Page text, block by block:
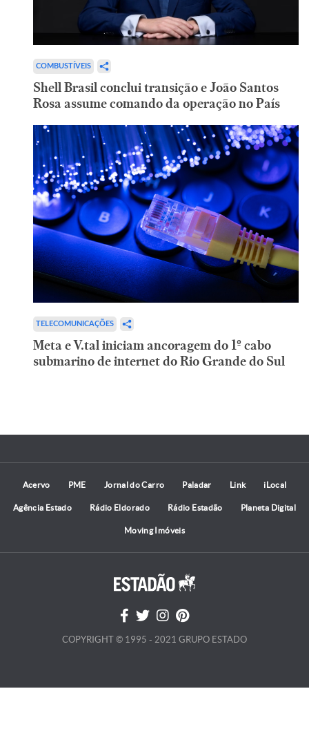
COMBUSTÍVEIS
Shell Brasil conclui transição e João Santos
Rosa assume comando da operação no País
TELECOMUNICAÇÕES
Meta e V.tal iniciam ancoragem do 1º cabo
submarino de internet do Rio Grande do Sul
Acervo PME Jornal do Carro Paladar Link iLocal
Agência Estado Rádio Eldorado Rádio Estadão Planeta Digital
Moving Imóveis
COPYRIGHT © 1995 - 2021 GRUPO ESTADO